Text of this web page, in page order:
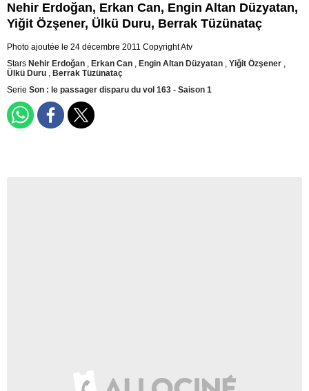
Nehir Erdoğan, Erkan Can, Engin Altan Düzyatan,
Yiğit Özşener, Ülkü Duru, Berrak Tüzünataç
Photo ajoutée le 24 décembre 2011 Copyright Atv
Stars Nehir Erdoğan , Erkan Can , Engin Altan Düzyatan , Yiğit Özşener ,
Ülkü Duru , Berrak Tüzünataç
Serie Son : le passager disparu du vol 163 - Saison 1